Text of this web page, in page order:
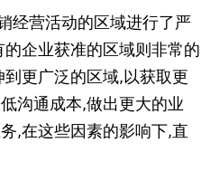
经营活动的区域进行了严
企业获准的区域则非常的
更广泛的区域,以获取更
沟通成本,做出更大的业
,在这些因素的影响下,直